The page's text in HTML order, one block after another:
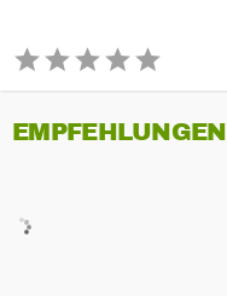
EMPFEHLUNGEN